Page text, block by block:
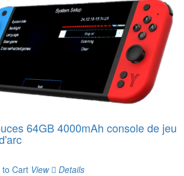
64GB 4000mAh console de jeu
to Cart View Details